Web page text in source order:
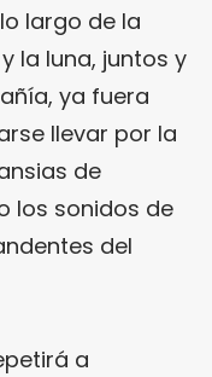
largo de la
la luna, juntos y
ya fuera
llevar por la
de
los sonidos de
del
a